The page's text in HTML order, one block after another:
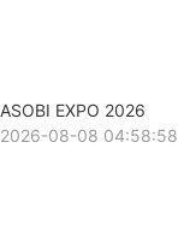
ASOBI EXPO 2026
2026-08-08 04:58:58